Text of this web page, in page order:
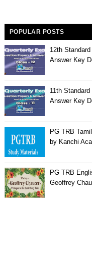
POPULAR POSTS
12th
Answer Key
11th
Answer Key
PG TRB
by Kanchi
PG TRB
Geoffrey